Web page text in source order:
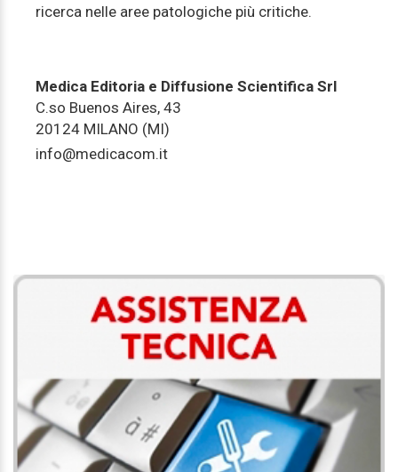
ricerca nelle aree patologiche più critiche.
Medica Editoria e Diffusione Scientifica Srl
C.so Buenos Aires, 43
20124 MILANO (MI)
info@medicacom.it